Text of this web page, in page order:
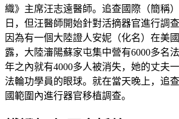
織》主席汪志遠醫師。追查國際（簡稱
日，但汪醫師開始針對活摘器官進行調查
因為有一個大陸證人安妮（化名）在美
露，大陸瀋陽蘇家屯集中營有6000多名
年之內就有4000多人被消失，她的丈夫
法輪功學員的眼球。就在當天晚上，追
國範圍內進行器官移植調查。